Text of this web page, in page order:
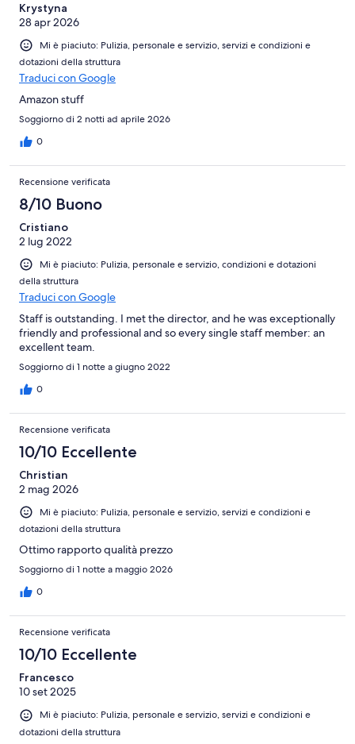
Krystyna
28 apr 2026
Mi è piaciuto: Pulizia, personale e servizio, servizi e condizioni e
dotazioni della struttura
Traduci con Google
Amazon stuff
Soggiorno di 2 notti ad aprile 2026
0
Recensione verificata
8/10 Buono
Cristiano
2 lug 2022
Mi è piaciuto: Pulizia, personale e servizio, condizioni e dotazioni
della struttura
Traduci con Google
Staff is outstanding. I met the director, and he was exceptionally
friendly and professional and so every single staff member: an
excellent team.
Soggiorno di 1 notte a giugno 2022
0
Recensione verificata
10/10 Eccellente
Christian
2 mag 2026
Mi è piaciuto: Pulizia, personale e servizio, servizi e condizioni e
dotazioni della struttura
Ottimo rapporto qualità prezzo
Soggiorno di 1 notte a maggio 2026
0
Recensione verificata
10/10 Eccellente
Francesco
10 set 2025
Mi è piaciuto: Pulizia, personale e servizio, servizi e condizioni e
dotazioni della struttura